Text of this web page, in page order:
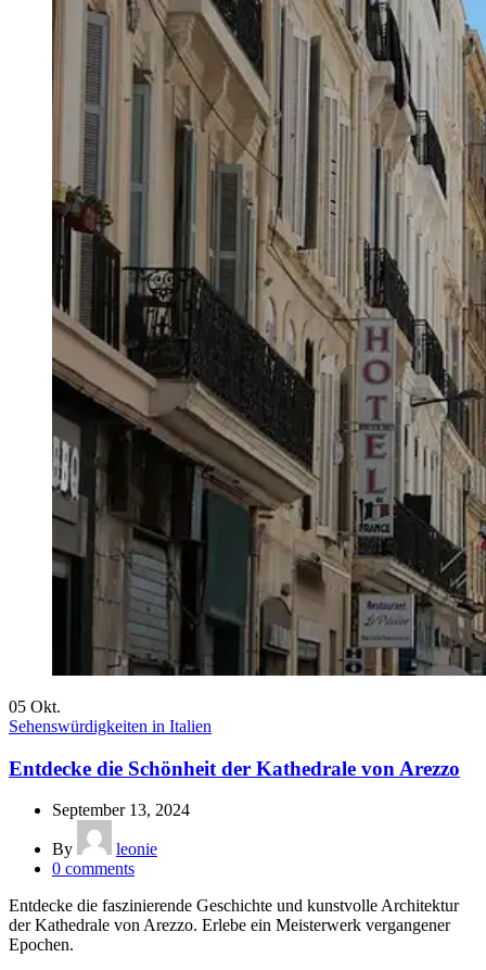
05 Okt.
Sehenswürdigkeiten in Italien
Entdecke die Schönheit der Kathedrale von Arezzo
September 13, 2024
By
leonie
0 comments
Entdecke die faszinierende Geschichte und kunstvolle Architektur
der Kathedrale von Arezzo. Erlebe ein Meisterwerk vergangener
Epochen.